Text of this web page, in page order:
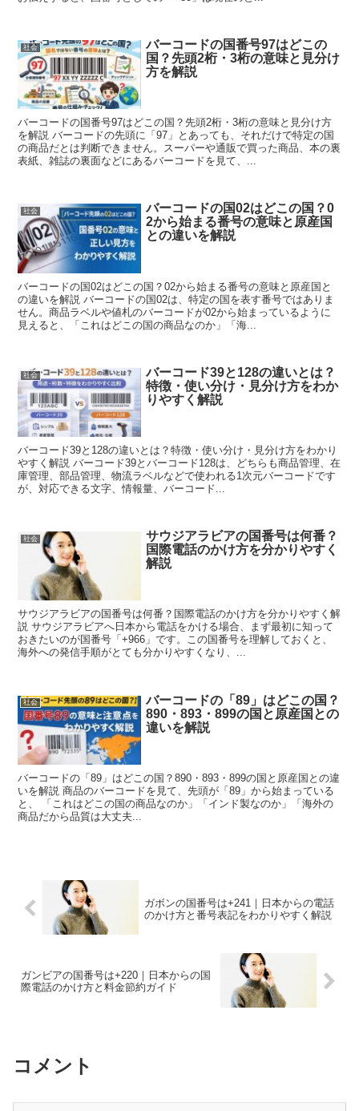
社会
バーコードの国番号97はどこの
国？先頭2桁・3桁の意味と見分け
方を解説
バーコードの国番号97はどこの国？先頭2桁・3桁の意味と見分け方
を解説 バーコードの先頭に「97」とあっても、それだけで特定の国
の商品だとは判断できません。スーパーや通販で買った商品、本の裏
表紙、雑誌の裏面などにあるバーコードを見て、...
社会
バーコードの国02はどこの国？0
2から始まる番号の意味と原産国
との違いを解説
バーコードの国02はどこの国？02から始まる番号の意味と原産国と
の違いを解説 バーコードの国02は、特定の国を表す番号ではありま
せん。商品ラベルや値札のバーコードが02から始まっているように
見えると、「これはどこの国の商品なのか」「海...
社会
バーコード39と128の違いとは？
特徴・使い分け・見分け方をわか
りやすく解説
バーコード39と128の違いとは？特徴・使い分け・見分け方をわかり
やすく解説 バーコード39とバーコード128は、どちらも商品管理、在
庫管理、部品管理、物流ラベルなどで使われる1次元バーコードです
が、対応できる文字、情報量、バーコード...
社会
サウジアラビアの国番号は何番？
国際電話のかけ方を分かりやすく
解説
サウジアラビアの国番号は何番？国際電話のかけ方を分かりやすく解
説 サウジアラビアへ日本から電話をかける場合、まず最初に知って
おきたいのが国番号「+966」です。この国番号を理解しておくと、
海外への発信手順がとても分かりやすくなり、...
社会
バーコードの「89」はどこの国？
890・893・899の国と原産国との
違いを解説
バーコードの「89」はどこの国？890・893・899の国と原産国との違
いを解説 商品のバーコードを見て、先頭が「89」から始まっている
と、 「これはどこの国の商品なのか」「インド製なのか」「海外の
商品だから品質は大丈夫...
ガボンの国番号は+241｜日本からの電話
のかけ方と番号表記をわかりやすく解説
ガンビアの国番号は+220｜日本からの国
際電話のかけ方と料金節約ガイド
コメント